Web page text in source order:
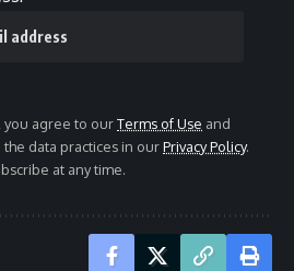
you agree to ourTerms of Use and
data practices in ourPrivacy Policy.
at any time.